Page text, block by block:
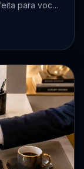
para você!